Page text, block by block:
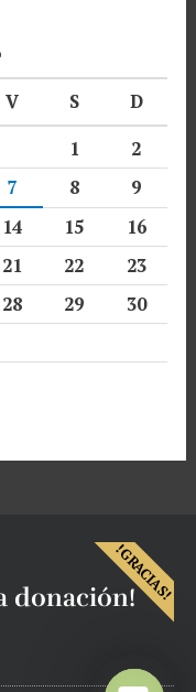
V S
D
1
2
7 8
9
14 15
16
21 22
23
28 29
30
donación!!GRACIAS!